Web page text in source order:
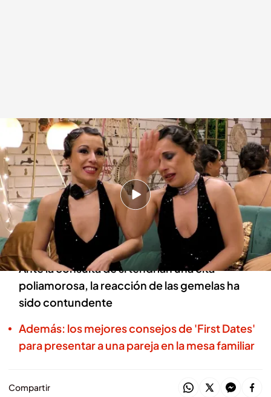
Marisa y Cristina Zapata, y un alegato en contra de las parejas
poliamorosas
cuatro.com
09 ENE 2024 - 14:00h.
Las gemelas aseguran que el poliamor no suele
funcionar y argumentan en contra de estas
relaciones
Ante la consulta de si tendrían una cita
poliamorosa, la reacción de las gemelas ha
sido contundente
Además: los mejores consejos de 'First Dates'
para presentar a una pareja en la mesa familiar
Compartir